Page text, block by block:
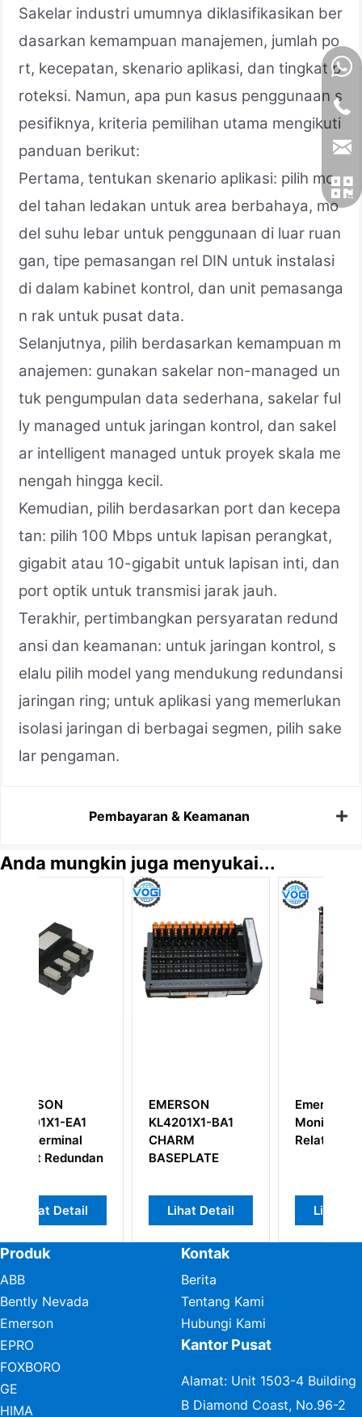
Sakelar industri umumnya diklasifikasikan ber
dasarkan kemampuan manajemen, jumlah po
rt, kecepatan, skenario aplikasi, dan tingkat p
roteksi. Namun, apa pun kasus penggunaan s
pesifiknya, kriteria pemilihan utama mengikuti
panduan berikut:
Pertama, tentukan skenario aplikasi: pilih mo
del tahan ledakan untuk area berbahaya, mo
del suhu lebar untuk penggunaan di luar ruan
gan, tipe pemasangan rel DIN untuk instalasi
di dalam kabinet kontrol, dan unit pemasanga
n rak untuk pusat data.
Selanjutnya, pilih berdasarkan kemampuan m
anajemen: gunakan sakelar non-managed un
tuk pengumpulan data sederhana, sakelar ful
ly managed untuk jaringan kontrol, dan sakel
ar intelligent managed untuk proyek skala me
nengah hingga kecil.
Kemudian, pilih berdasarkan port dan kecepa
tan: pilih 100 Mbps untuk lapisan perangkat,
gigabit atau 10-gigabit untuk lapisan inti, dan
port optik untuk transmisi jarak jauh.
Terakhir, pertimbangkan persyaratan redund
ansi dan keamanan: untuk jaringan kontrol, s
elalu pilih model yang mendukung redundansi
jaringan ring; untuk aplikasi yang memerlukan
isolasi jaringan di berbagai segmen, pilih sake
lar pengaman.
Pembayaran & Keamanan
Anda mungkin juga menyukai...
KL4201X1-BA1
CHARM
BASEPLATE
Emerson A6110
Monitor Getaran
Produk
ABB
Bently Nevada
Emerson
EPRO
FOXBORO
GE
HIMA
Kontak
Berita
Tentang Kami
Hubungi Kami
Kantor Pusat
Alamat: Unit 1503-4 Building
B Diamond Coast, No.96-2